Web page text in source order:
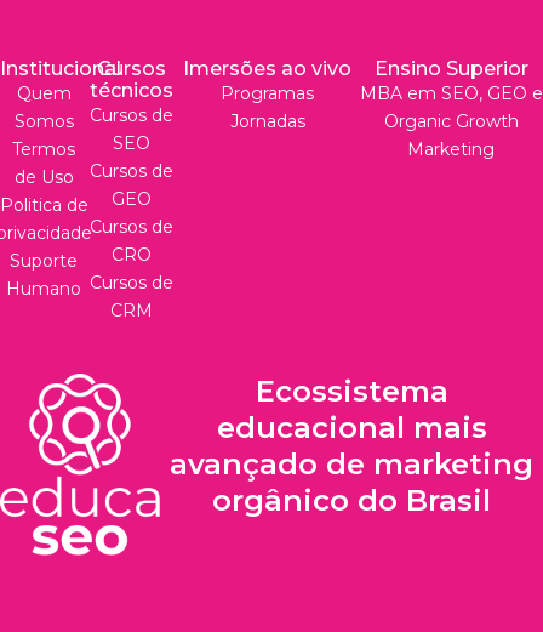
Institucional
Quem
Somos
Termos
de Uso
Politica de
Suporte
Humano
Cursos
técnicos
Cursos de
SEO
Cursos de
GEO
Cursos de
CRO
Cursos de
CRM
Imersões ao vivo
Programas
Jornadas
Ensino Superior
MBA em SEO, GEO e
Organic Growth
Marketing
Ecossistema
educacional mais
avançado de marketing
orgânico do Brasil